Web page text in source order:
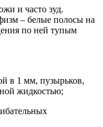
и часто зуд.
– белые полосы на
по ней тупым
в 1 мм, пузырьков,
жидкостью;